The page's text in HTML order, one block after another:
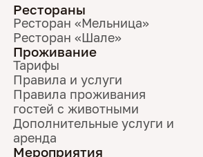
Рестораны
Ресторан «Мельница»
Ресторан «Шале»
Проживание
Тарифы
Правила и услуги
Правила проживания
гостей с животными
Дополнительные услуги и
аренда
Мероприятия